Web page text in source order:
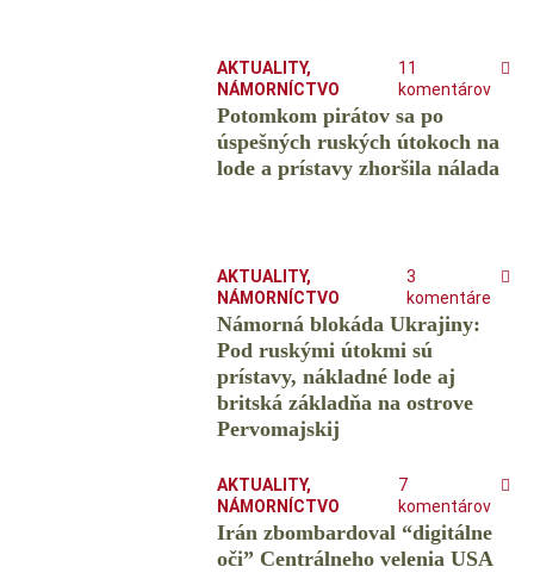
AKTUALITY,
NÁMORNÍCTVO
11
komentárov
Potomkom pirátov sa po
úspešných ruských útokoch na
lode a prístavy zhoršila nálada
AKTUALITY,
NÁMORNÍCTVO
3
komentáre
Námorná blokáda Ukrajiny:
Pod ruskými útokmi sú
prístavy, nákladné lode aj
britská základňa na ostrove
Pervomajskij
AKTUALITY,
NÁMORNÍCTVO
7
komentárov
Irán zbombardoval “digitálne
oči” Centrálneho velenia USA